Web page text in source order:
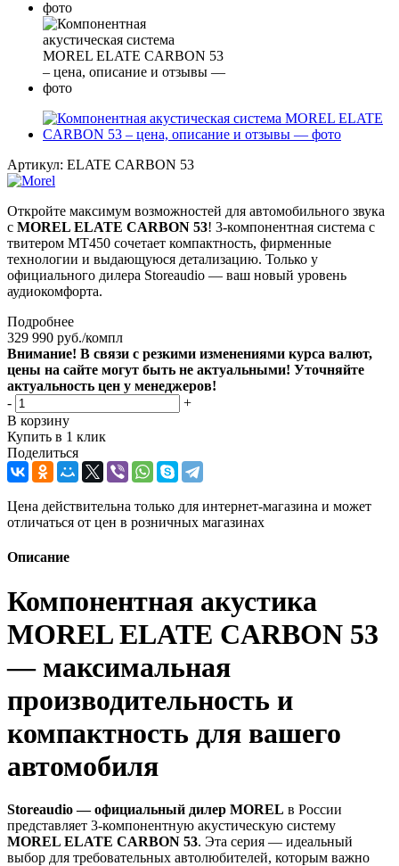
Артикул: ELATE CARBON 53
Откройте максимум возможностей для автомобильного звука
с MOREL ELATE CARBON 53! 3-компонентная система с
твитером MT450 сочетает компактность, фирменные
технологии и выдающуюся детализацию. Только у
официального дилера Storeaudio — ваш новый уровень
аудиокомфорта.
Подробнее
329 990 руб./компл
Внимание! В связи с резкими изменениями курса валют,
цены на сайте могут быть не актуальными! Уточняйте
актуальность цен у менеджеров!
-
+
В корзину
Купить в 1 клик
Поделиться
Цена действительна только для интернет-магазина и может
отличаться от цен в розничных магазинах
Описание
Компонентная акустика
MOREL ELATE CARBON 53
— максимальная
производительность и
компактность для вашего
автомобиля
Storeaudio — официальный дилер MOREL в России
представляет 3-компонентную акустическую систему
MOREL ELATE CARBON 53. Эта серия — идеальный
выбор для требовательных автолюбителей, которым важно